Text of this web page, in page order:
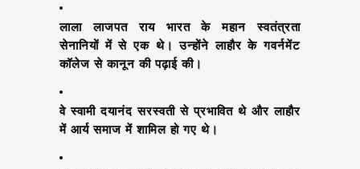
लाला लाजपत राय भारत के महान स्वतंत्रता
सेनानियों में से एक थे। उन्होंने लाहौर के गवर्नमेंट
कॉलेज से कानून की पढ़ाई की।
वे स्वामी दयानंद सरस्वती से प्रभावित थे और लाहौर
में आर्य समाज में शामिल हो गए थे।